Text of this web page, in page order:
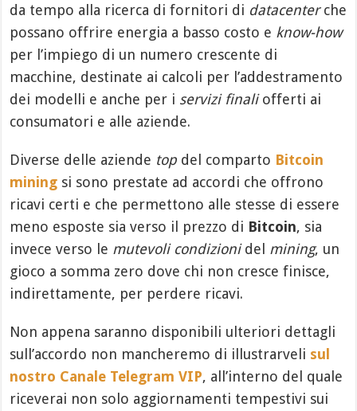
da tempo alla ricerca di fornitori di datacenterche
possano offrire energia a basso costo e know-how
per l’impiego di un numero crescente di
macchine, destinate ai calcoli per l’addestramento
dei modelli e anche per i servizi finaliofferti ai
consumatori e alle aziende.
Diverse delle aziende top del comparto Bitcoin
mining si sono prestate ad accordi che offrono
ricavi certi e che permettono alle stesse di essere
meno esposte sia verso il prezzo di Bitcoin, sia
invece verso le mutevoli condizionidel mining, un
gioco a somma zero dove chi non cresce finisce,
indirettamente, per perdere ricavi.
Non appena saranno disponibili ulteriori dettagli
sull’accordo non mancheremo di illustrarveli sul
nostro Canale Telegram VIP, all’interno del quale
riceverai non solo aggiornamenti tempestivi sui